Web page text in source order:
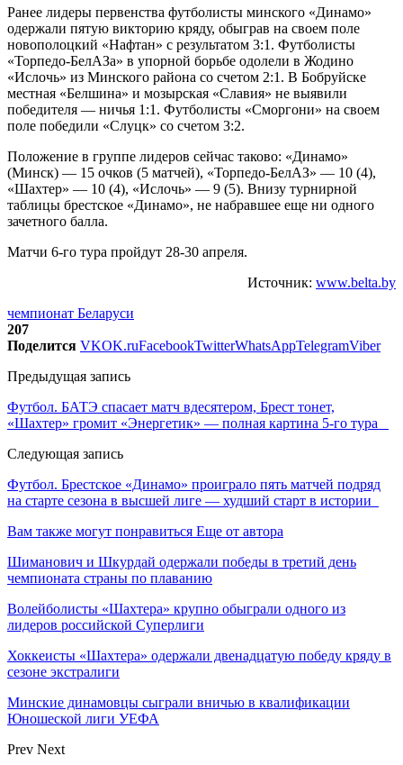
Ранее лидеры первенства футболисты минского «Динамо»
одержали пятую викторию кряду, обыграв на своем поле
новополоцкий «Нафтан» с результатом 3:1. Футболисты
«Торпедо-БелАЗа» в упорной борьбе одолели в Жодино
«Ислочь» из Минского района со счетом 2:1. В Бобруйске
местная «Белшина» и мозырская «Славия» не выявили
победителя — ничья 1:1. Футболисты «Сморгони» на своем
поле победили «Слуцк» со счетом 3:2.
Положение в группе лидеров сейчас таково: «Динамо»
(Минск) — 15 очков (5 матчей), «Торпедо-БелАЗ» — 10 (4),
«Шахтер» — 10 (4), «Ислочь» — 9 (5). Внизу турнирной
таблицы брестское «Динамо», не набравшее еще ни одного
зачетного балла.
Матчи 6-го тура пройдут 28-30 апреля.
Источник: www.belta.by
чемпионат Беларуси
207
Поделится VKOK.ruFacebookTwitterWhatsAppTelegramViber
Предыдущая запись
Футбол. БАТЭ спасает матч вдесятером, Брест тонет,
«Шахтер» громит «Энергетик» — полная картина 5-го тура
Следующая запись
Футбол. Брестское «Динамо» проиграло пять матчей подряд
на старте сезона в высшей лиге — худший старт в истории
Вам также могут понравиться Еще от автора
Шиманович и Шкурдай одержали победы в третий день
чемпионата страны по плаванию
Волейболисты «Шахтера» крупно обыграли одного из
лидеров российской Суперлиги
Хоккеисты «Шахтера» одержали двенадцатую победу кряду в
сезоне экстралиги
Минские динамовцы сыграли вничью в квалификации
Юношеской лиги УЕФА
Prev Next